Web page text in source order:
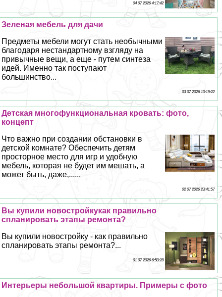
04 07 2026 4:17:42
Зеленая мебель для дачи
Предметы мебели могут стать необычными
благодаря нестандартному взгляду на
привычные вещи, а еще - путем синтеза
идей. Именно так поступают
большинство...
03 07 2026 10:19:22
Детская многофункциональная кровать: фото,
концепт
Что важно при создании обстановки в
детской комнате? Обеспечить детям
просторное место для игр и удобную
мебель, которая не будет им мешать, а
может быть, даже,......
02 07 2026 23:41:57
Вы купили новостройкукак правильно
спланировать этапы ремонта?
Вы купили новостройку - как правильно
спланировать этапы ремонта?...
01 07 2026 6:50:28
Интерьеры небольшой квартиры. Примеры с фото